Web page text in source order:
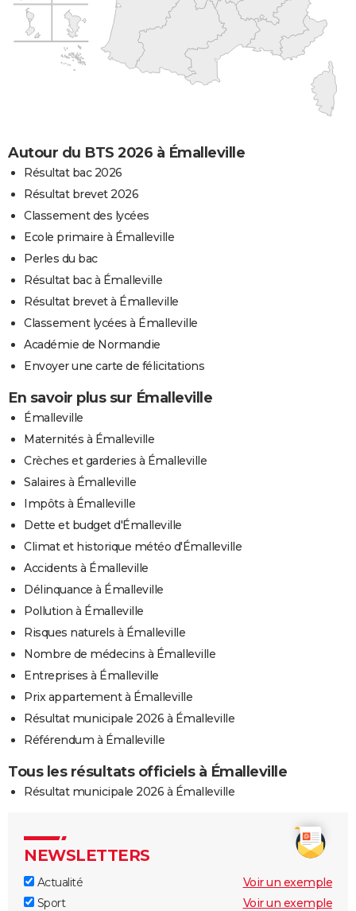
Autour du BTS 2026 à Émalleville
Résultat bac 2026
Résultat brevet 2026
Classement des lycées
Ecole primaire à Émalleville
Perles du bac
Résultat bac à Émalleville
Résultat brevet à Émalleville
Classement lycées à Émalleville
Académie de Normandie
Envoyer une carte de félicitations
En savoir plus sur Émalleville
Émalleville
Maternités à Émalleville
Crèches et garderies à Émalleville
Salaires à Émalleville
Impôts à Émalleville
Dette et budget d'Émalleville
Climat et historique météo d'Émalleville
Accidents à Émalleville
Délinquance à Émalleville
Pollution à Émalleville
Risques naturels à Émalleville
Nombre de médecins à Émalleville
Entreprises à Émalleville
Prix appartement à Émalleville
Résultat municipale 2026 à Émalleville
Référendum à Émalleville
Tous les résultats officiels à Émalleville
Résultat municipale 2026 à Émalleville
NEWSLETTERS
Actualité
Voir un exemple
Sport
Voir un exemple